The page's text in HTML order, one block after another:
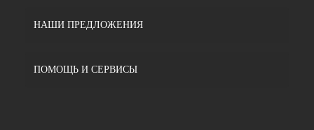
НАШИ ПРЕДЛОЖЕНИЯ
ПОМОЩЬ И СЕРВИСЫ